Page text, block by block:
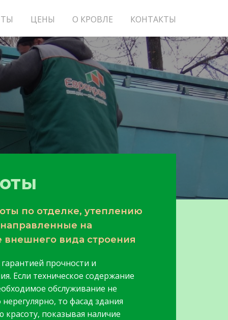
ЦЕНЫ О КРОВЛЕ КОНТАКТЫ
по отделке, утеплению
на
вида строения
прочности и
Если техническое содержание
обслуживание не
то фасад здания
красоту, показывая наличие